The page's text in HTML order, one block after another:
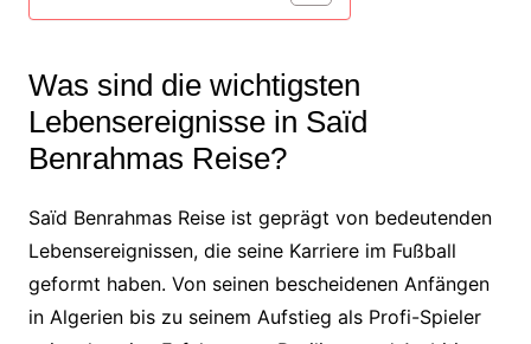
Was sind die wichtigsten
Lebensereignisse in Saïd
Benrahmas Reise?
Saïd Benrahmas Reise ist geprägt von bedeutenden
Lebensereignissen, die seine Karriere im Fußball
geformt haben. Von seinen bescheidenen Anfängen
in Algerien bis zu seinem Aufstieg als Profi-Spieler